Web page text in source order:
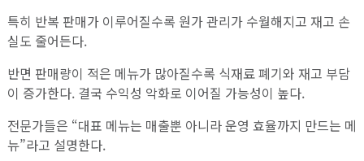
특히 반복 판매가 이루어질수록 원가 관리가 수월해지고 재고 손
실도 줄어든다.
반면 판매량이 적은 메뉴가 많아질수록 식재료 폐기와 재고 부담
이 증가한다. 결국 수익성 악화로 이어질 가능성이 높다.
전문가들은 “대표 메뉴는 매출뿐 아니라 운영 효율까지 만드는 메
뉴”라고 설명한다.